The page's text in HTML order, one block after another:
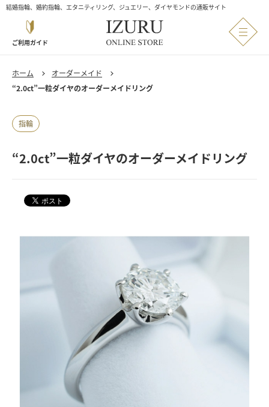
結婚指輪、婚約指輪、エタニティリング、ジュエリー、ダイヤモンドの通販サイト
ご利用ガイド
ホーム
オーダーメイド
“2.0ct”一粒ダイヤのオーダーメイドリング
指輪
“2.0ct”一粒ダイヤのオーダーメイドリング